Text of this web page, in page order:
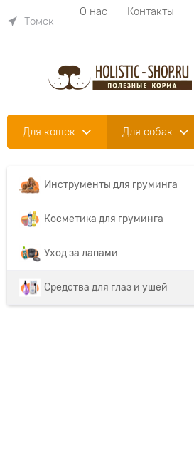
Томск
О нас Контакты
Для кошек Для собак
Инструменты для груминга
Косметика для груминга
Уход за лапами
Средства для глаз и ушей